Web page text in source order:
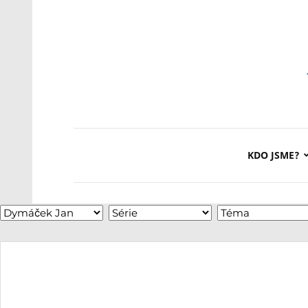
KDO JSME?